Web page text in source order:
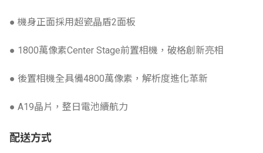
● 機身正面採用超瓷晶盾2面板
● 1800萬像素Center Stage前置相機，破格創新亮相
● 後置相機全具備4800萬像素，解析度進化革新
● A19晶片，整日電池續航力
配送方式